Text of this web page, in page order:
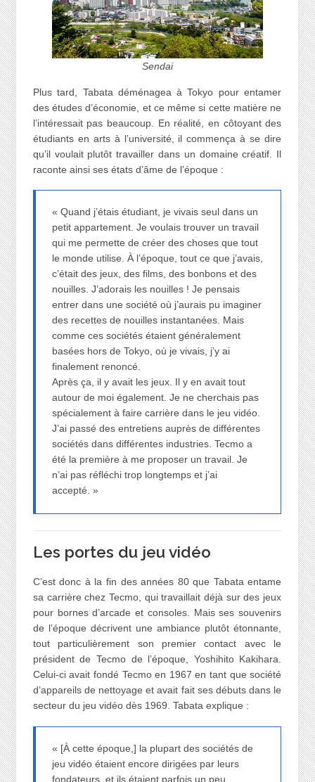
Sendai
Plus tard, Tabata déménagea à Tokyo pour entamer
des études d’économie, et ce même si cette matière ne
l’intéressait pas beaucoup. En réalité, en côtoyant des
étudiants en arts à l’université, il commença à se dire
qu’il voulait plutôt travailler dans un domaine créatif. Il
raconte ainsi ses états d’âme de l’époque :
« Quand j’étais étudiant, je vivais seul dans un
petit appartement. Je voulais trouver un travail
qui me permette de créer des choses que tout
le monde utilise. À l’époque, tout ce que j’avais,
c’était des jeux, des films, des bonbons et des
nouilles. J’adorais les nouilles ! Je pensais
entrer dans une société où j’aurais pu imaginer
des recettes de nouilles instantanées. Mais
comme ces sociétés étaient généralement
basées hors de Tokyo, où je vivais, j’y ai
finalement renoncé.
Après ça, il y avait les jeux. Il y en avait tout
autour de moi également. Je ne cherchais pas
spécialement à faire carrière dans le jeu vidéo.
J’ai passé des entretiens auprès de différentes
sociétés dans différentes industries. Tecmo a
été la première à me proposer un travail. Je
n’ai pas réfléchi trop longtemps et j’ai
accepté. »
Les portes du jeu vidéo
C’est donc à la fin des années 80 que Tabata entame
sa carrière chez Tecmo, qui travaillait déjà sur des jeux
pour bornes d’arcade et consoles. Mais ses souvenirs
de l’époque décrivent une ambiance plutôt étonnante,
tout particulièrement son premier contact avec le
président de Tecmo de l’époque, Yoshihito Kakihara.
Celui-ci avait fondé Tecmo en 1967 en tant que société
d’appareils de nettoyage et avait fait ses débuts dans le
secteur du jeu vidéo dès 1969. Tabata explique :
« [À cette époque,] la plupart des sociétés de
jeu vidéo étaient encore dirigées par leurs
fondateurs, et ils étaient parfois un peu